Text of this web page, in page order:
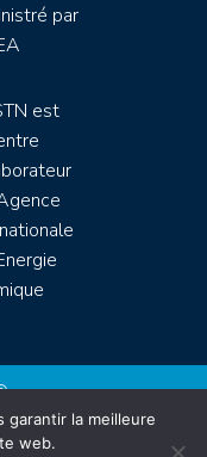
par
est
(rgpd)
garantir la meilleure
web.